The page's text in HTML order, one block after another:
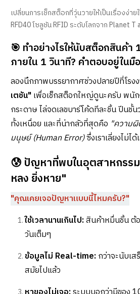
เปลี่ยนการเช็กสต็อกที่วุ่นวายให้เป็นเรื่องง่า
RFD40 โซลูชัน RFID ระดับโลกจาก Planet T
🎯 ทำอย่างไรให้นับสต็อกสินค้า
ภายใน 1 วินาที? คำตอบอยู่ใน
ลองนึกภาพบรรยากาศช่วงปลายปีที่โร
เตชัน"เพื่อเช็กสต็อกใหญ่ดูนะครับ พนั
กระดาษ ไล่จดเลขบาร์โค้ดทีละชิ้น ปีนชั้
ทั้งเหนื่อย และที่น่ากลัวที่สุดคือ "ความ
มนุษย์ (Human Error)ซึ่งเราเลี่ยงไม่ได้
😰 ปัญหาที่พบในอุตสาหกรร
หลง ยิ่งหาย"
"คุณเคยเจอปัญหาแบบนี้ไหมครับ?"
ใช้เวลานานเกินไป:สินค้าหมื่นชิ้น ต้
วันเต็มๆ
ข้อมูลไม่ Real-time:กว่าจะนับเ
สมัยไปแล้ว